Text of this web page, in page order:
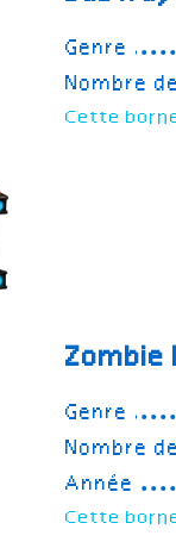
Genre
Nombre
Cette
Zombie
Genre
Nombre
Année
Cette